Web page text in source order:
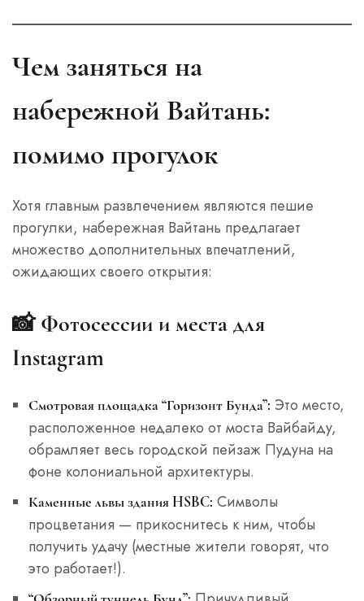
Чем заняться на
набережной Вайтань:
помимо прогулок
Хотя главным развлечением являются пешие
прогулки, набережная Вайтань предлагает
множество дополнительных впечатлений,
ожидающих своего открытия:
📸Фотосессии и места для
Instagram
Смотровая площадка “Горизонт Бунда”: Это место,
расположенное недалеко от моста Вайбайду,
обрамляет весь городской пейзаж Пудуна на
фоне колониальной архитектуры.
Каменные львы здания HSBC: Символы
процветания — прикоснитесь к ним, чтобы
получить удачу (местные жители говорят, что
это работает!).